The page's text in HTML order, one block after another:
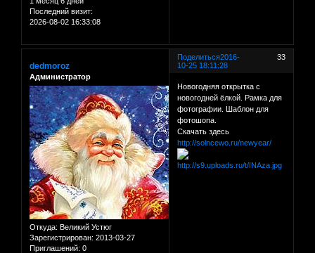
Последний визит:
2026-08-02 16:33:08
Поделиться 33
2016-
10-25 18:11:28
dedmoroz
Администратор
Откуда: Великий Устюг
Зарегистрирован: 2013-03-27
Приглашений: 0
Новогодняя открытка с
новогодней ёлкой. Рамка для
фотографии. Шаблон для
фотошопа.
Скачать здесь
http://solncewo.ru/newyear/